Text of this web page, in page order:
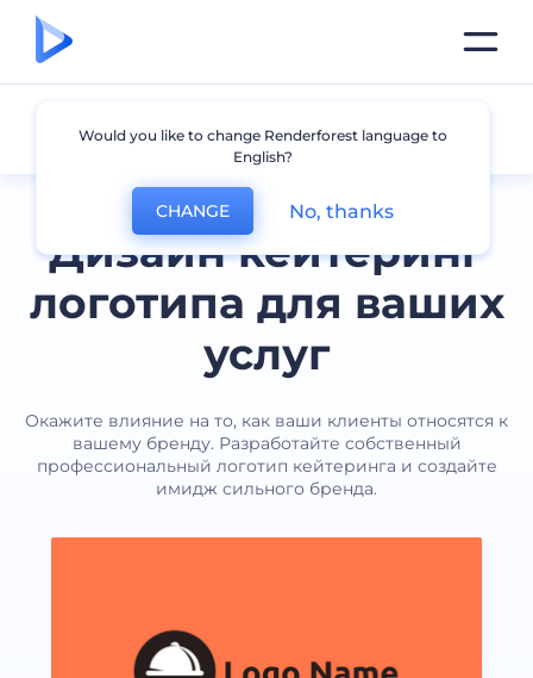
Дизайн кейтеринг
логотипа для ваших
услуг
Окажите влияние на то, как ваши клиенты относятся к
вашему бренду. Разработайте собственный
профессиональный логотип кейтеринга и создайте
имидж сильного бренда.
Кейтеринг
Would you like to change Renderforest language to
English?
CHANGE No, thanks